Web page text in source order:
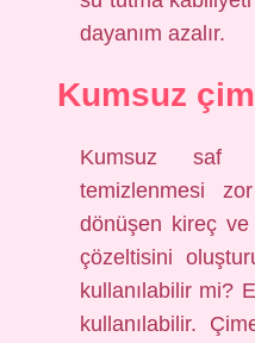
dayanım azalır.
Kumsuz
Kumsuz saf
temizlenmesi
dönüşen kireç ve
çözeltisini
kullanılabilir mi?
kullanılabilir.